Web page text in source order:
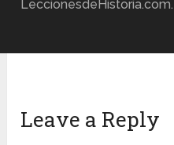
LeccionesdeHistoria.com.
Leave a Reply